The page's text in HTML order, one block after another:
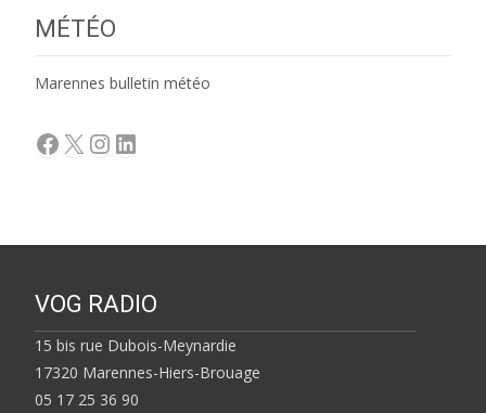
MÉTÉO
Marennes bulletin météo
Facebook
X Instagram
LinkedIn
VOG RADIO
15 bis rue Dubois-Meynardie
17320 Marennes-Hiers-Brouage
05 17 25 36 90